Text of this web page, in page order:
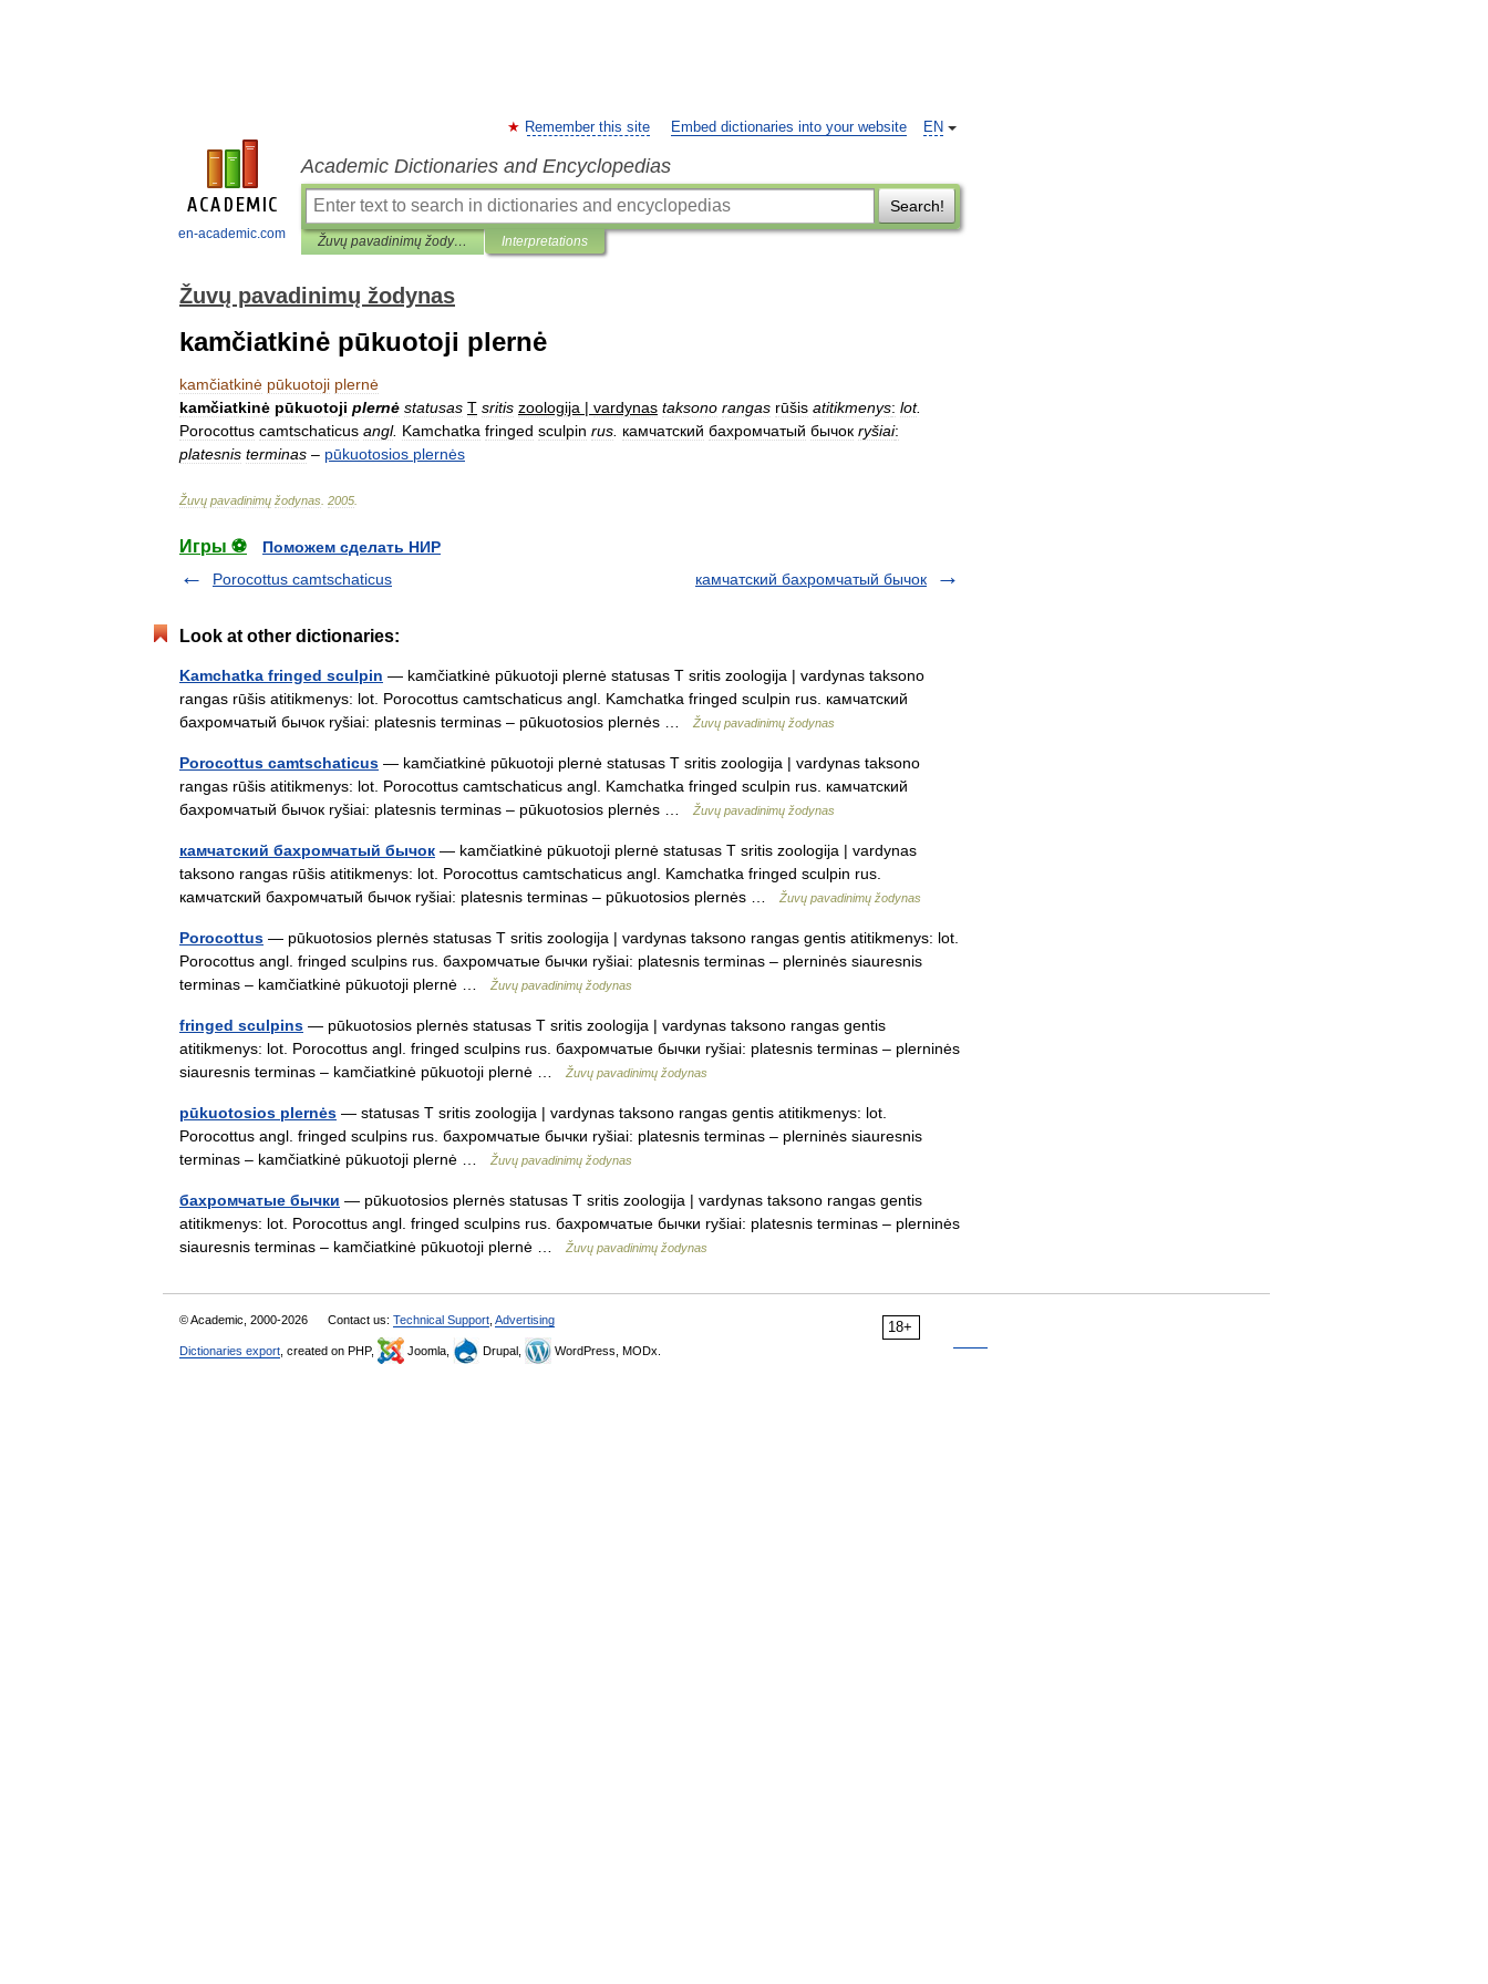
en-academic.com
EN
Remember this site Embed dictionaries into your website
Academic Dictionaries and Encyclopedias
Search!
Žuvų pavadinimų žodynas Interpretations
Žuvų pavadinimų žodynas
kamčiatkinė pūkuotoji plernė
kamčiatkinė pūkuotoji plernė
kamčiatkinė pūkuotoji plernė statusas T sritis zoologija | vardynas taksono rangas rūšis atitikmenys: lot.
Porocottus camtschaticus angl. Kamchatka fringed sculpin rus камчатский бахромчатый бычок ryšiai:
platesnis terminas – pūkuotosios plernės
Žuvų pavadinimų žodynas 2005
Игры ⚽
Поможем сделать НИР
Porocottus camtschaticus
камчатский бахромчатый бычок
Look at other dictionaries:
Kamchatka fringed sculpin — kamčiatkinė pūkuotoji plernė statusas T sritis zoologija | vardynas taksono
rangas rūšis atitikmenys: lot. Porocottus camtschaticus angl. Kamchatka fringed sculpin rus. камчатский
бахромчатый бычок ryšiai: platesnis terminas – pūkuotosios plernės …
Žuvų pavadinimų žodynas
Porocottus camtschaticus — kamčiatkinė pūkuotoji plernė statusas T sritis zoologija | vardynas taksono
rangas rūšis atitikmenys: lot. Porocottus camtschaticus angl. Kamchatka fringed sculpin rus. камчатский
бахромчатый бычок ryšiai: platesnis terminas – pūkuotosios plernės …
Žuvų pavadinimų žodynas
камчатский бахромчатый бычок — kamčiatkinė pūkuotoji plernė statusas T sritis zoologija | vardynas
taksono rangas rūšis atitikmenys: lot. Porocottus camtschaticus angl. Kamchatka fringed sculpin rus.
камчатский бахромчатый бычок ryšiai: platesnis terminas – pūkuotosios plernės …
Žuvų pavadinimų žodynas
Porocottus — pūkuotosios plernės statusas T sritis zoologija | vardynas taksono rangas gentis atitikmenys: lot.
Porocottus angl. fringed sculpins rus. бахромчатые бычки ryšiai: platesnis terminas – plerninės siauresnis
terminas – kamčiatkinė pūkuotoji plernė …
Žuvų pavadinimų žodynas
fringed sculpins — pūkuotosios plernės statusas T sritis zoologija | vardynas taksono rangas gentis
atitikmenys: lot. Porocottus angl. fringed sculpins rus. бахромчатые бычки ryšiai: platesnis terminas – plerninės
siauresnis terminas – kamčiatkinė pūkuotoji plernė …
Žuvų pavadinimų žodynas
pūkuotosios plernės — statusas T sritis zoologija | vardynas taksono rangas gentis atitikmenys: lot.
Porocottus angl. fringed sculpins rus. бахромчатые бычки ryšiai: platesnis terminas – plerninės siauresnis
terminas – kamčiatkinė pūkuotoji plernė …
Žuvų pavadinimų žodynas
бахромчатые бычки — pūkuotosios plernės statusas T sritis zoologija | vardynas taksono rangas gentis
atitikmenys: lot. Porocottus angl. fringed sculpins rus. бахромчатые бычки ryšiai: platesnis terminas – plerninės
siauresnis terminas – kamčiatkinė pūkuotoji plernė …
Žuvų pavadinimų žodynas
18+
© Academic, 2000-2026 Contact us: Technical Support Advertising
Dictionaries export , created on PHP, Joomla, Drupal, WordPress, MODx.